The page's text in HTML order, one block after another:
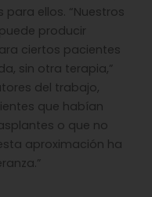
ellos. “Nuestros
producir
ciertos pacientes
sin otra terapia,”
del trabajo,
que habían
o que no
aproximación ha